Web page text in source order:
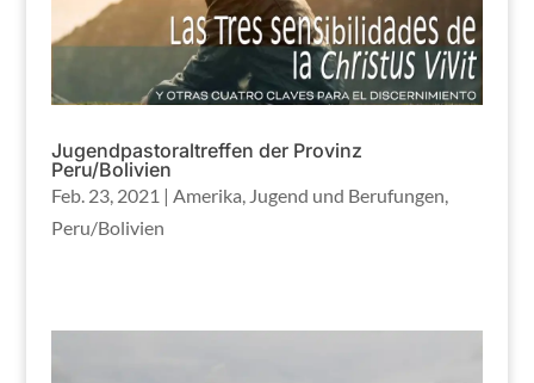
Jugendpastoraltreffen der Provinz
Peru/Bolivien
Feb. 23, 2021 | Amerika, Jugend und Berufungen,
Peru/Bolivien